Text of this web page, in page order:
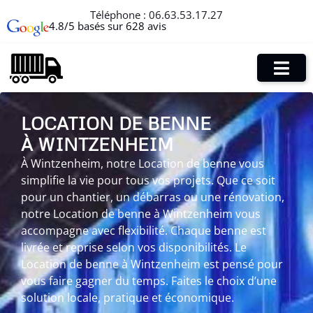
Téléphone : 06.63.53.17.27
4.8/5 basés sur 628 avis
LOCATION DE BENNE
À WINTZENHEIM
À Wintzenheim, notre Location de benne vous
simplifie la vie pour tous vos projets. Que ce soit
pour un chantier, un débarras ou une rénovation,
notre Location de benne à Wintzenheim vous
accompagne avec flexibilité. Chaque benne est
livrée et reprise selon vos disponibilités. Le
Location de benne à Wintzenheim est pensé pour
vous faire gagner du temps. Faites le choix d’une
solution locale, pratique et économique.